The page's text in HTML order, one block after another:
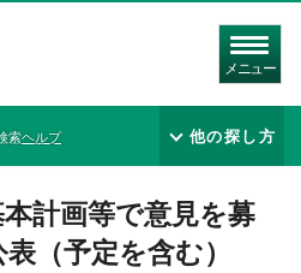
メニュー
索ヘルプ 他の探し方
計画等で意見を募
（予定を含む）